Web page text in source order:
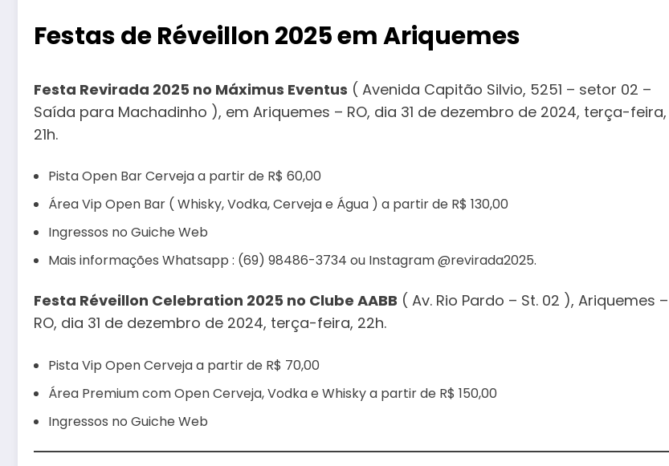
Festas de Réveillon 2025 em Ariquemes
Festa Revirada 2025 no Máximus Eventus ( Avenida Capitão Silvio, 5251 – setor 02 –
Saída para Machadinho ), em Ariquemes – RO, dia 31 de dezembro de 2024, terça-feira,
21h.
Pista Open Bar Cerveja a partir de R$ 60,00
Área Vip Open Bar ( Whisky, Vodka, Cerveja e Água ) a partir de R$ 130,00
Ingressos no Guiche Web
Mais informações Whatsapp : (69) 98486-3734 ou Instagram @revirada2025.
Festa Réveillon Celebration 2025 no Clube AABB ( Av. Rio Pardo – St. 02 ), Ariquemes –
RO, dia 31 de dezembro de 2024, terça-feira, 22h.
Pista Vip Open Cerveja a partir de R$ 70,00
Área Premium com Open Cerveja, Vodka e Whisky a partir de R$ 150,00
Ingressos no Guiche Web